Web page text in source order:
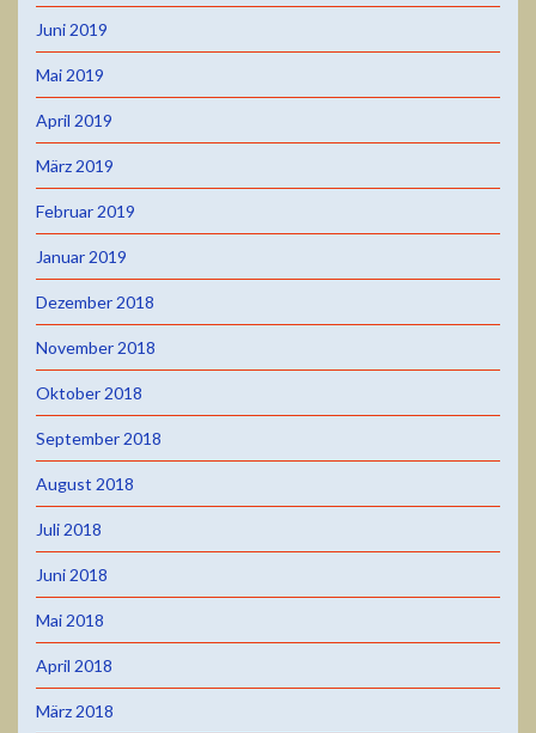
Juni 2019
Mai 2019
April 2019
März 2019
Februar 2019
Januar 2019
Dezember 2018
November 2018
Oktober 2018
September 2018
August 2018
Juli 2018
Juni 2018
Mai 2018
April 2018
März 2018